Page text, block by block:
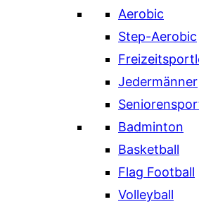
Aerobic
Step-Aerobic
Jedermänner
Badminton
Basketball
Flag Football
Volleyball